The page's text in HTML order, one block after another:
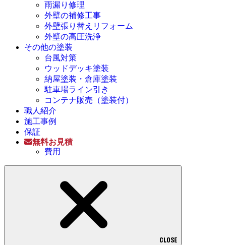
雨漏り修理
外壁の補修工事
外壁張り替えリフォーム
外壁の高圧洗浄
その他の塗装
台風対策
ウッドデッキ塗装
納屋塗装・倉庫塗装
駐車場ライン引き
コンテナ販売（塗装付）
職人紹介
施工事例
保証
無料お見積
費用
CLOSE